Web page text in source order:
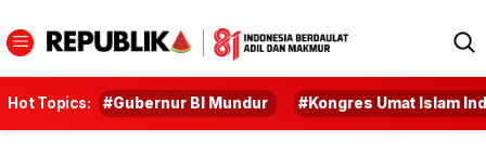
Hot Topics: #Gubernur BI Mundur #Kongres Umat Islam